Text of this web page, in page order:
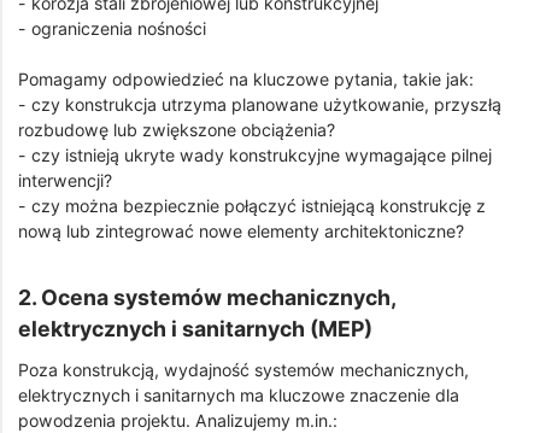
- ograniczenia nośności
Pomagamy odpowiedzieć na kluczowe pytania, takie jak:
- czy konstrukcja utrzyma planowane użytkowanie, przyszłą
rozbudowę lub zwiększone obciążenia?
- czy istnieją ukryte wady konstrukcyjne wymagające pilnej
interwencji?
- czy można bezpiecznie połączyć istniejącą konstrukcję z
nową lub zintegrować nowe elementy architektoniczne?
2. Ocena systemów mechanicznych,
elektrycznych i sanitarnych (MEP)
Poza konstrukcją, wydajność systemów mechanicznych,
elektrycznych i sanitarnych ma kluczowe znaczenie dla
powodzenia projektu. Analizujemy m.in.: